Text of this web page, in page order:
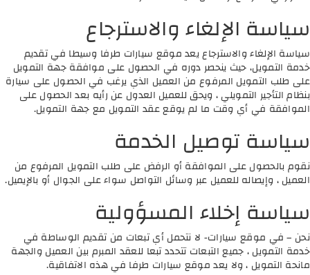
سياسة الإلغاء والاسترجاع
سياسة الإلغاء والاسترجاع يعد موقع سيارات طرفا وسيطا في تقديم
خدمة التمويل، حيث ينحصر دوره في الحصول على موافقة جهة التمويل
على طلب التمويل المرفوع من العميل الذي يرغب في الحصول على سيارة
بنظام التأجير التمويلي ، ويحق للعميل العدول عن رأيه بعد الحصول على
الموافقة في أي وقت ما لم يوقع عقد التمويل مع جهة التمويل.
سياسة توصيل الخدمة
نقوم بالحصول على الموافقة أو الرفض على طلب التمويل المرفوع من
العميل ، وإيصاله للعميل عبر وسائل التواصل سواء على الجوال أو بالإيميل.
سياسة إخلاء المسؤولية
نحن – في موقع سيارات- لا نتحمل أي تبعات من تقديم الوساطة في
خدمة التمويل ، جميع التبعات تتحدد تبعا للعقد المبرم بين العميل والجهة
مانحة التمويل ، ولا يعد موقع سيارات طرفا في هذه الاتفاقية.